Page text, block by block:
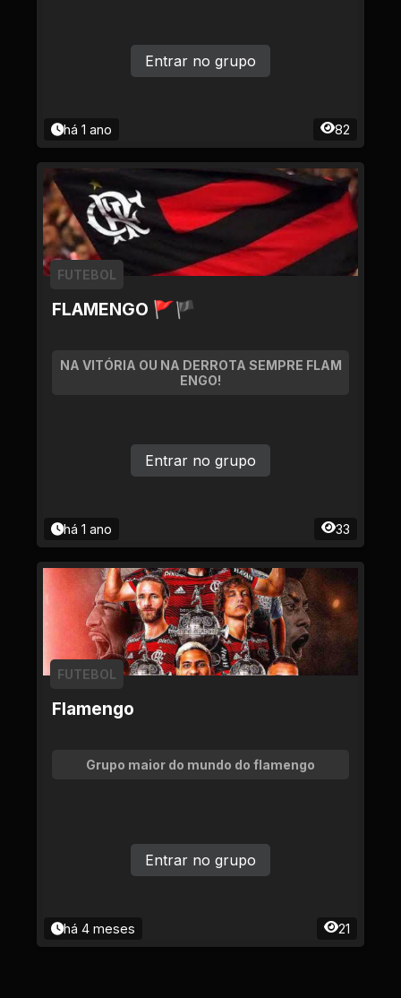
há 1 ano 82
Entrar no grupo
FLAMENGO 🚩🏴
FUTEBOL
NA VITÓRIA OU NA DERROTA SEMPRE FLAM
ENGO!
há 1 ano 33
Entrar no grupo
Flamengo
FUTEBOL
Grupo maior do mundo do flamengo
há 4 meses 21
Entrar no grupo